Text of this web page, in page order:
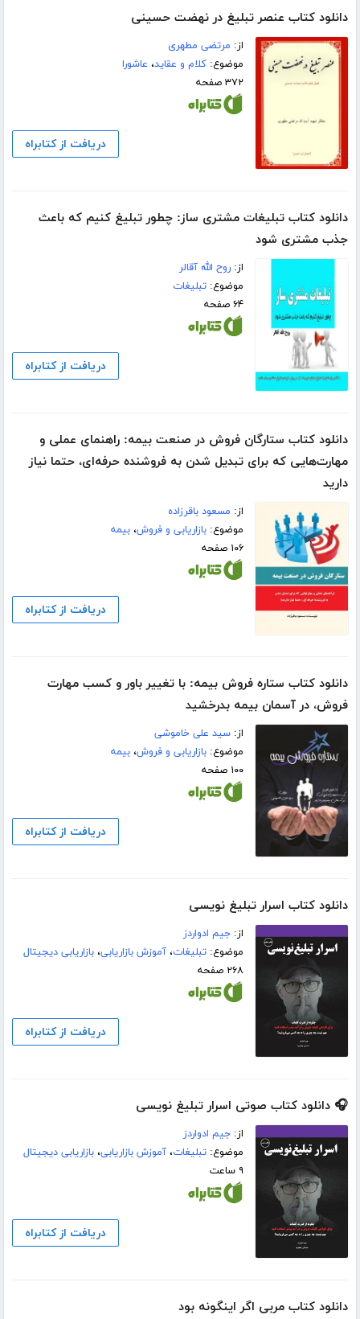
دانلود کتاب عنصر تبلیغ در نهضت حسینی
از: مرتضی مطهری
موضوع:کلام و عقاید، عاشورا
۳۷۲ صفحه
دریافت از کتابراه
دانلود کتاب تبلیغات مشتری ساز: چطور تبلیغ کنیم که باعث
جذب مشتری شود
از:روح الله آقالر
موضوع:تبلیغات
۶۴ صفحه
دریافت از کتابراه
دانلود کتاب ستارگان فروش در صنعت بیمه: راهنمای عملی و
مهارت‌هایی که برای تبدیل شدن به فروشنده حرفه‌ای، حتما نیاز
دارید
از: مسعود باقرزاده
موضوع:بازاریابی و فروش،بیمه
۱۰۶ صفحه
دریافت از کتابراه
دانلود کتاب ستاره فروش بیمه: با تغییر باور و کسب مهارت
فروش، در آسمان بیمه بدرخشید
از:سید علی خاموشی
موضوع:بازاریابی و فروش،بیمه
۱۰۰ صفحه
دریافت از کتابراه
دانلود کتاب اسرار تبلیغ‌ نویسی
از:جیم ادواردز
موضوع:تبلیغات،آموزش بازاریابی،بازاریابی دیجیتال
۲۶۸ صفحه
دریافت از کتابراه
🎧 دانلود کتاب صوتی اسرار تبلیغ‌ نویسی
از:جیم ادواردز
موضوع:تبلیغات،آموزش بازاریابی،بازاریابی دیجیتال
۹ ساعت
دریافت از کتابراه
دانلود کتاب مربی اگر اینگونه بود